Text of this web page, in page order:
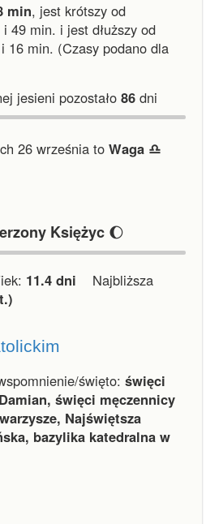
min, jest krótszy od
i 49 min. i jest dłuższy od
16 min. (Czasy podano dla
jesieni pozostało 86 dni
26 września to Waga ♎︎
Księżyc 🌔
11.4 dni Najbliższa
święto: święci
święci męczennicy
Najświętsza
bazylika katedralna w